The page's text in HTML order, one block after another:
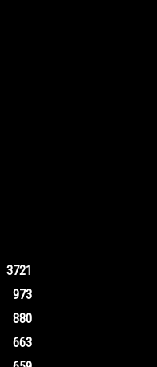
3721
973
880
663